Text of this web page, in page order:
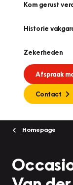
Kom gerust
Historie
Zekerheden
Afspraak
Contact
Homepage